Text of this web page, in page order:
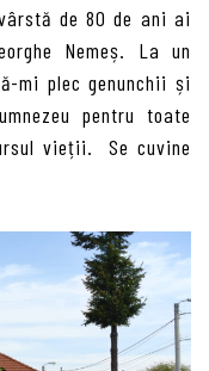
de 80 de ani ai
Nemeș. La un
mi plec genunchii și
pentru toate
vieții. Se cuvine